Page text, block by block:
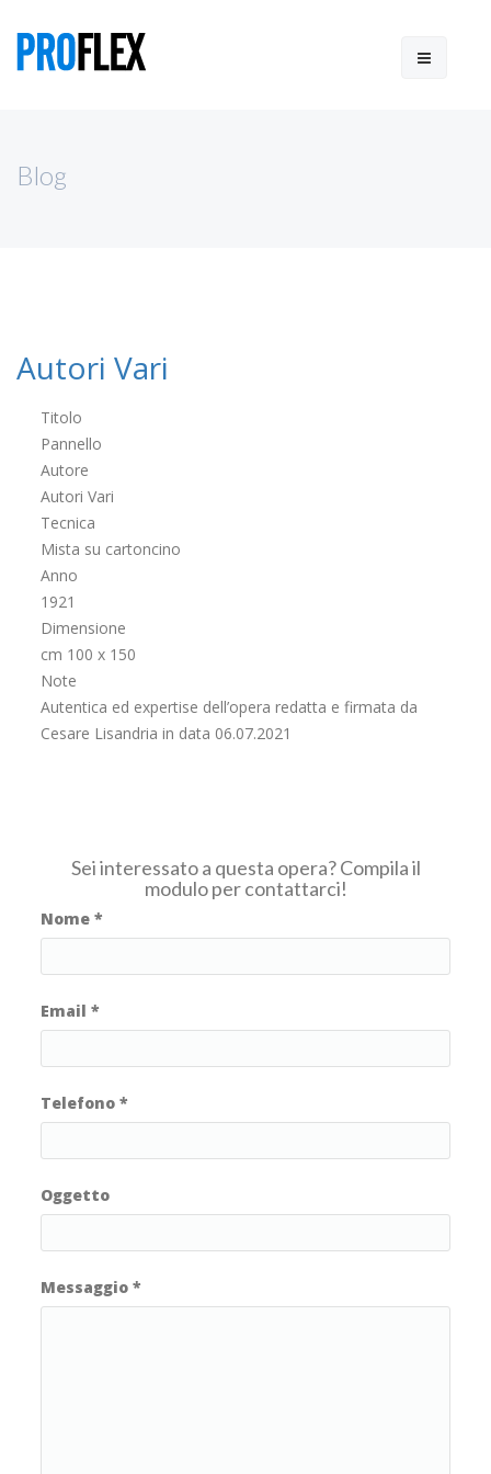
Blog
Autori Vari
Titolo
Pannello
Autore
Autori Vari
Tecnica
Mista su cartoncino
Anno
1921
Dimensione
cm 100 x 150
Note
Autentica ed expertise dell’opera redatta e firmata da
Cesare Lisandria in data 06.07.2021
Sei interessato a questa opera? Compila il
modulo per contattarci!
Nome *
Email *
Telefono *
Oggetto
Messaggio *